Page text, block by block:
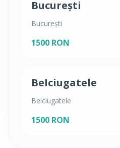
București
București
1500 RON
Belciugatele
Belciugatele
1500 RON